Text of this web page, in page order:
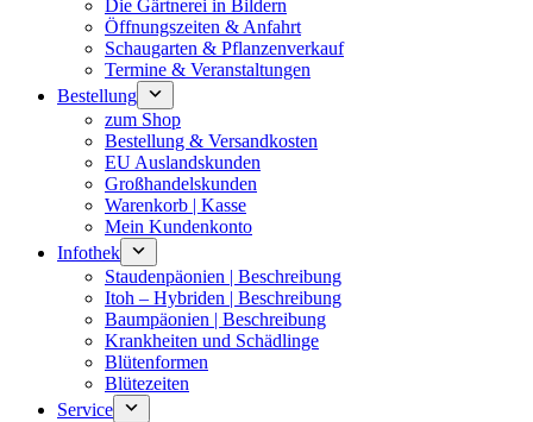
Die Gärtnerei in Bildern
Öffnungszeiten & Anfahrt
Schaugarten & Pflanzenverkauf
Termine & Veranstaltungen
Bestellung
zum Shop
Bestellung & Versandkosten
EU Auslandskunden
Großhandelskunden
Warenkorb | Kasse
Mein Kundenkonto
Infothek
Staudenpäonien | Beschreibung
Itoh – Hybriden | Beschreibung
Baumpäonien | Beschreibung
Krankheiten und Schädlinge
Blütenformen
Blütezeiten
Service